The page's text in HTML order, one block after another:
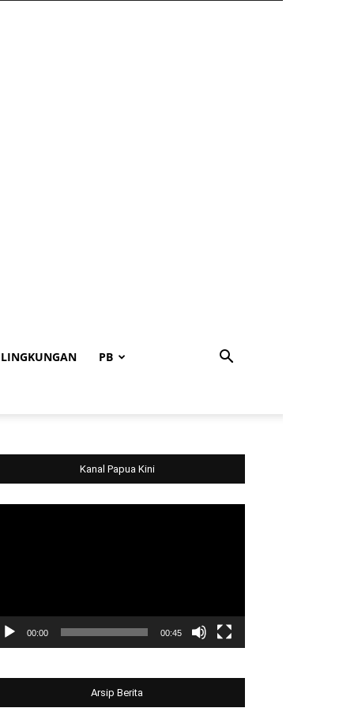
LINGKUNGAN PB
Kanal Papua Kini
00:00 00:45
Arsip Berita